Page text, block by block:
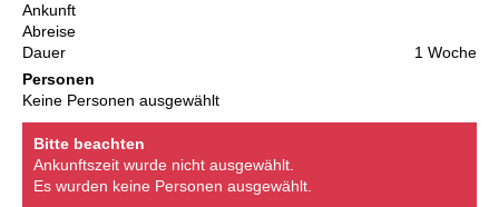
Ankunft
Abreise
Dauer
1 Woche
Personen
Keine Personen ausgewählt
Bitte beachten
Ankunftszeit wurde nicht ausgewählt.
Es wurden keine Personen ausgewählt.